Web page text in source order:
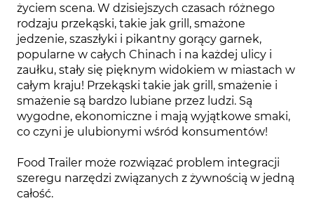
życiem scena. W dzisiejszych czasach różnego
rodzaju przekąski, takie jak grill, smażone
jedzenie, szaszłyki i pikantny gorący garnek,
popularne w całych Chinach i na każdej ulicy i
zaułku, stały się pięknym widokiem w miastach w
całym kraju! Przekąski takie jak grill, smażenie i
smażenie są bardzo lubiane przez ludzi. Są
wygodne, ekonomiczne i mają wyjątkowe smaki,
co czyni je ulubionymi wśród konsumentów!
Food Trailer może rozwiązać problem integracji
szeregu narzędzi związanych z żywnością w jedną
całość.